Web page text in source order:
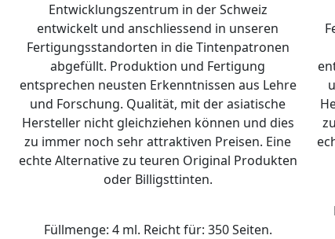
Entwicklungszentrum in der Schweiz
entwickelt und anschliessend in unseren
Fertigungsstandorten in die Tintenpatronen
abgefüllt. Produktion und Fertigung
entsprechen neusten Erkenntnissen aus Lehre
und Forschung. Qualität, mit der asiatische
Hersteller nicht gleichziehen können und dies
zu immer noch sehr attraktiven Preisen. Eine
echte Alternative zu teuren Original Produkten
oder Billigsttinten.
Füllmenge: 4 ml. Reicht für: 350 Seiten.